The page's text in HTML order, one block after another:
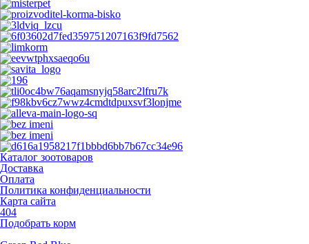
Каталог зоотоваров
Доставка
Оплата
Политика конфиденциальности
Карта сайта
404
Подобрать корм